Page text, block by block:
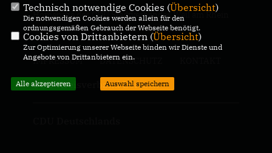
Homepage des CDU Stadtverbandes Weil am Rhein
IMPRESSUM DATENSCHUTZ
CDU Kreisverband Lörrach
Technisch notwendige Cookies (Übersicht)
Die notwendigen Cookies werden allein für den
ordnungsgemäßen Gebrauch der Webseite benötigt.
Cookies von Drittanbietern (Übersicht)
Zur Optimierung unserer Webseite binden wir Dienste und
Angebote von Drittanbietern ein.
Alle akzeptieren Auswahl speichern